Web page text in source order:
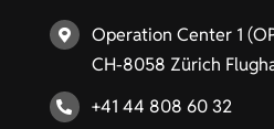
Operation Center 1
CH-8058 Zürich
+41 44 808 60 32